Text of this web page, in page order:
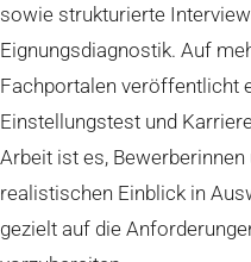
sowie strukturierte
Eignungsdiagnostik. Auf
Fachportalen veröffentlicht
Einstellungstest und
Arbeit ist es,
realistischen Einblick in
gezielt auf die